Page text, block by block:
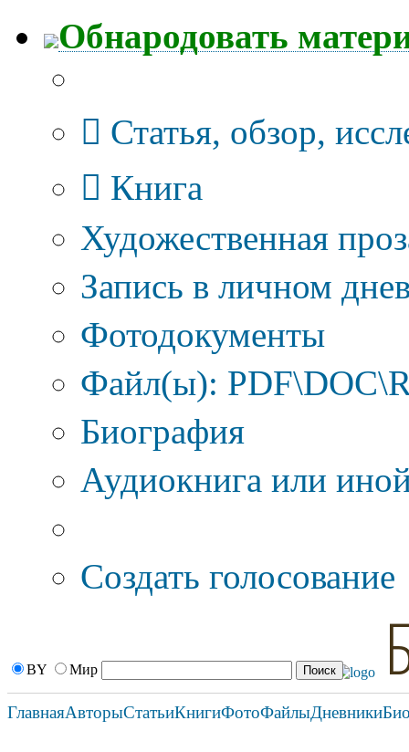
Обнародовать
Статья, обзор,
Книга
Художественная
Запись в личном
Фотодокументы
Файл(ы):
Биография
Аудиокнига или
Создать голосование
BY Мир
ГлавнаяАвторыСтатьиКнигиФотоФайлыДневники